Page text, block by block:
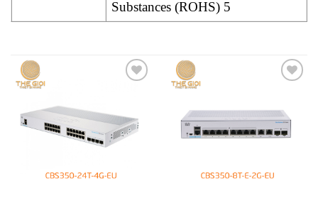
Substances (ROHS) 5
Add to
wishlist
Add to
wishlist